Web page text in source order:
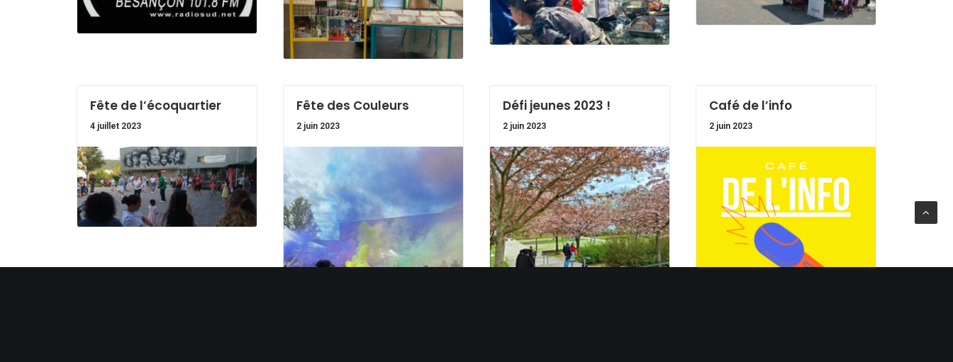
Fête de l’écoquartier
4 juillet 2023
Fête des Couleurs
2 juin 2023
Défi jeunes 2023 !
2 juin 2023
Café de l’info
2 juin 2023